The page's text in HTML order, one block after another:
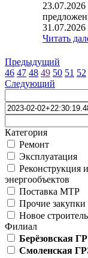
31.07.2026
Читать
Предыдущий
46 47 48 49 50 51 52
Следующий
Категория
Ремонт
Эксплуатация
Реконструкция
энергообъектов
Поставка МТР
Прочие закупки
Новое
Филиал
Берёзовская
Смоленская